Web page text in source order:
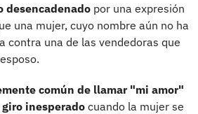
desencadenado por una expresión
una mujer, cuyo nombre aún no ha
contra una de las vendedoras que
común de llamar "mi amor"
inesperado cuando la mujer se